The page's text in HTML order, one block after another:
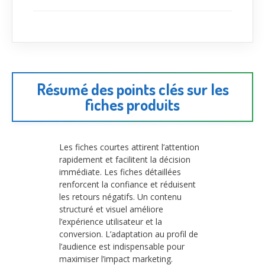
Résumé des points clés sur les
fiches produits
Les fiches courtes attirent l’attention
rapidement et facilitent la décision
immédiate. Les fiches détaillées
renforcent la confiance et réduisent
les retours négatifs. Un contenu
structuré et visuel améliore
l’expérience utilisateur et la
conversion. L’adaptation au profil de
l’audience est indispensable pour
maximiser l’impact marketing.